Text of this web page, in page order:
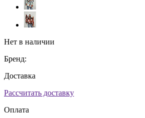
Нет в наличии
Бренд:
Доставка
Рассчитать доставку
Оплата